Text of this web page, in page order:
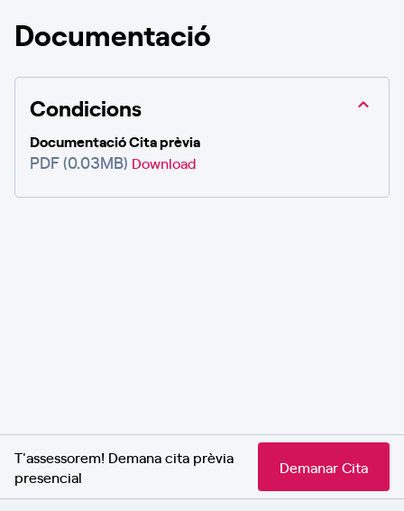
Documentació
Condicions
Documentació Cita prèvia
PDF (0.03MB) Download
T'assessorem! Demana cita prèvia
presencial
Demanar Cita